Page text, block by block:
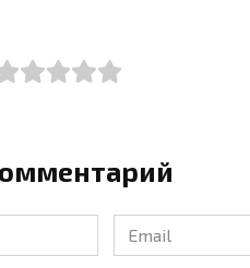
Email
*